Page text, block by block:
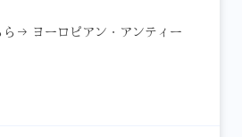
ら→ ヨーロピアン・アンティー